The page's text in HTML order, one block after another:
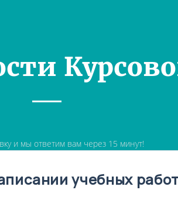
и мы ответим вам через 15 минут!
учебных